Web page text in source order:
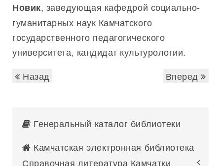
Новик, заведующая кафедрой социально-
гуманитарных наук Камчатского
государственного педагогического
университета, кандидат культурологии.
Назад
Вперед
Генеральный каталог библиотеки
Камчатская электронная библиотека
Справочная литература Камчатки